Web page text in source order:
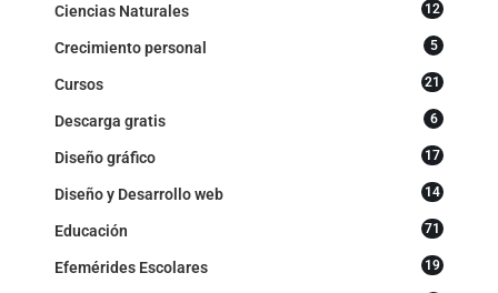
Ciencias Naturales 12
Crecimiento personal 5
Cursos 21
Descarga gratis 6
Diseño gráfico 17
Diseño y Desarrollo web 14
Educación 71
Efemérides Escolares 19